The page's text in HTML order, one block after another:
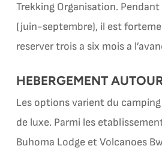
Trekking Organisation.
(juin-septembre), il est
reserver trois a six mois a
HEBERGEMENT
Les options varient du
de luxe. Parmi les
Buhoma Lodge et Volcanoes